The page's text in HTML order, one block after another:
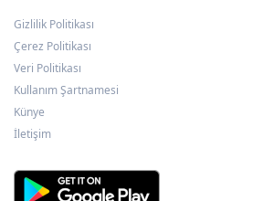
Gizlilik Politikası
Çerez Politikası
Veri Politikası
Kullanım Şartnamesi
Künye
İletişim